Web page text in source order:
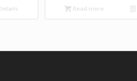
Read more